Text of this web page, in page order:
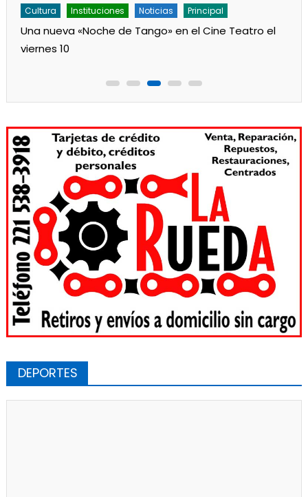
Cultura Instituciones Noticias Principal
Una nueva «Noche de Tango» en el Cine Teatro el
viernes 10
DEPORTES